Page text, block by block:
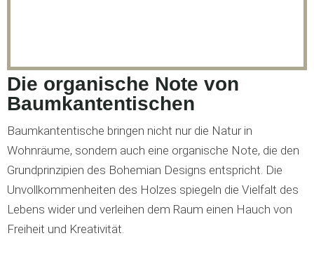
Die organische Note von
Baumkantentischen
Baumkantentische bringen nicht nur die Natur in
Wohnräume, sondern auch eine organische Note, die den
Grundprinzipien des Bohemian Designs entspricht. Die
Unvollkommenheiten des Holzes spiegeln die Vielfalt des
Lebens wider und verleihen dem Raum einen Hauch von
Freiheit und Kreativität.